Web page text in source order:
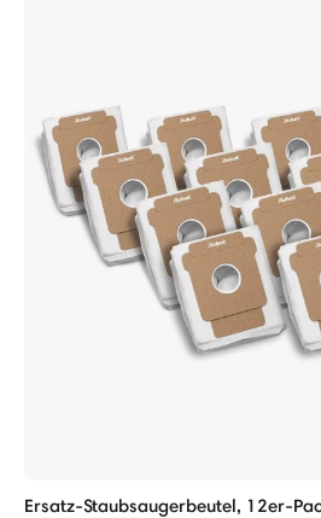
Ersatz-Staubsaugerbeutel, 12er-